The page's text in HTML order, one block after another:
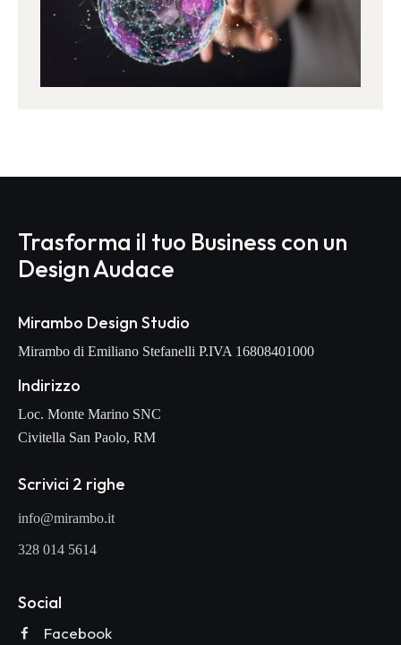
Trasforma il tuo Business con un
Design Audace
Mirambo Design Studio
Mirambo di Emiliano Stefanelli P.IVA 16808401000
Indirizzo
Loc. Monte Marino SNC
Civitella San Paolo, RM
Scrivici 2 righe
info@mirambo.it
328 014 5614
Social
Facebook